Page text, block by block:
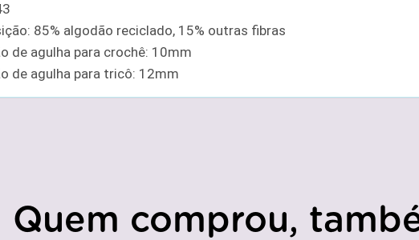
85% algodão reciclado, 15% outras fibras
de agulha para crochê: 10mm
de agulha para tricô: 12mm
Quem comprou,